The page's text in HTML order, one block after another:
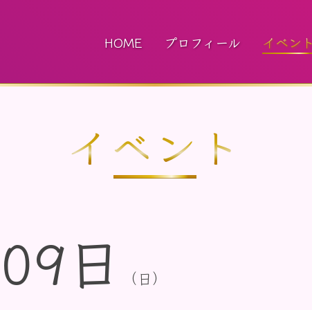
HOME プロフィール イベント
イベント
日 （日）